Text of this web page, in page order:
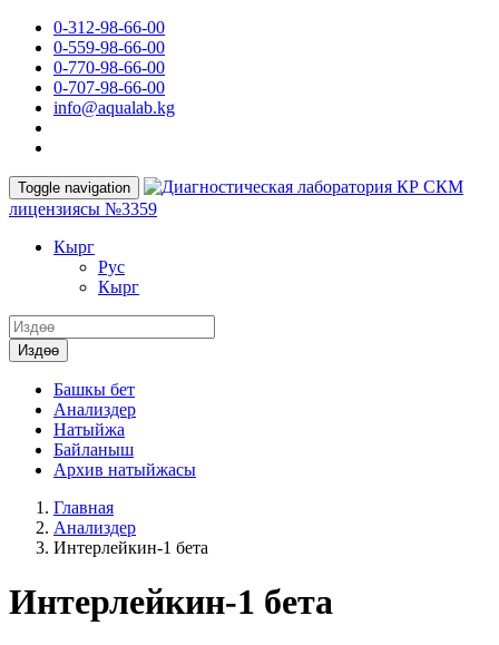
0-312-98-66-00
0-559-98-66-00
0-770-98-66-00
0-707-98-66-00
info@aqualab.kg
Toggle navigation
КР СКМ
лицензиясы №3359
Кырг
Руc
Кырг
Издөө
Башкы бет
Анализдер
Натыйжа
Байланыш
Архив натыйжасы
Главная
Анализдер
Интерлейкин‑1 бета
Интерлейкин‑1 бета